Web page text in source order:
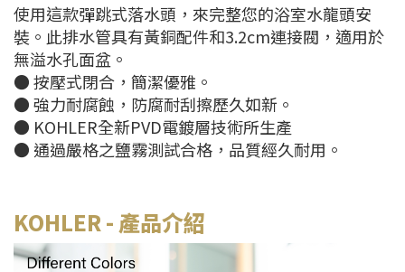
使用這款彈跳式落水頭，來完整您的浴室水龍頭安
裝。此排水管具有黃銅配件和3.2cm連接閥，適用於
無溢水孔面盆。
● 按壓式閉合，簡潔優雅。
● 強力耐腐蝕，防腐耐刮擦歷久如新。
● KOHLER全新PVD電鍍層技術所生產
● 通過嚴格之鹽霧測試合格，品質經久耐用。
KOHLER - 產品介紹